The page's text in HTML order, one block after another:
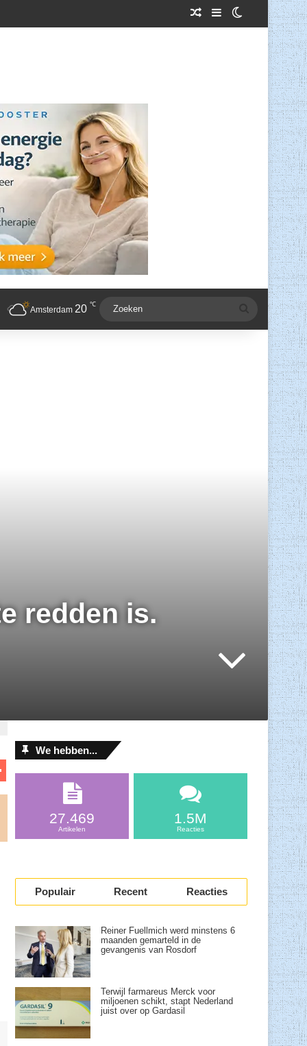
Willekeurig Artikel
SidebarSwitch skin
Amsterdam 20 ℃ Zoeken
redden is.
D
el
n
We hebben...
27.469
Artikelen
1.5M
Reacties
Populair Recent Reacties
Reiner Fuellmich werd minstens 6
maanden gemarteld in de
gevangenis van Rosdorf
Terwijl farmareus Merck voor
miljoenen schikt, stapt Nederland
juist over op Gardasil